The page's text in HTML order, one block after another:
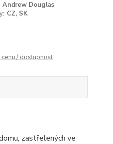
Andrew Douglas
CZ, SK
cenu / dostupnost
zastřelených ve